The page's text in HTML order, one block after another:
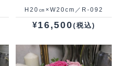
H20㎝×W20cm／R‐092
¥16,500(税込)